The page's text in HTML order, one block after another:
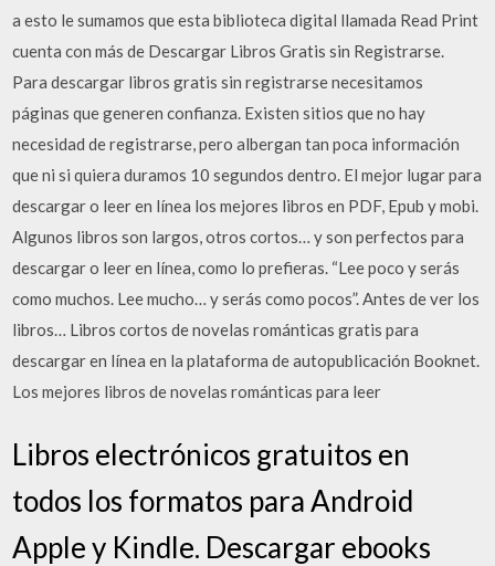
a esto le sumamos que esta biblioteca digital llamada Read Print
cuenta con más de Descargar Libros Gratis sin Registrarse.
Para descargar libros gratis sin registrarse necesitamos
páginas que generen confianza. Existen sitios que no hay
necesidad de registrarse, pero albergan tan poca información
que ni si quiera duramos 10 segundos dentro. El mejor lugar para
descargar o leer en línea los mejores libros en PDF, Epub y mobi.
Algunos libros son largos, otros cortos… y son perfectos para
descargar o leer en línea, como lo prefieras. “Lee poco y serás
como muchos. Lee mucho… y serás como pocos”. Antes de ver los
libros… Libros cortos de novelas románticas gratis para
descargar en línea en la plataforma de autopublicación Booknet.
Los mejores libros de novelas románticas para leer
Libros electrónicos gratuitos en
todos los formatos para Android
Apple y Kindle. Descargar ebooks